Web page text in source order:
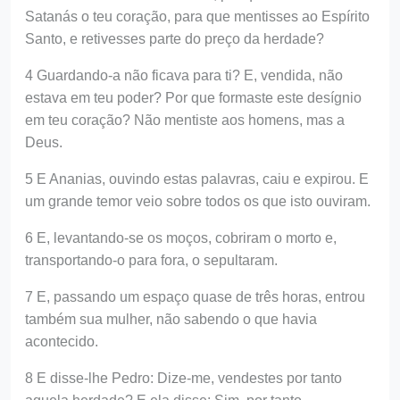
Satanás o teu coração, para que mentisses ao Espírito
Santo, e retivesses parte do preço da herdade?
4 Guardando-a não ficava para ti? E, vendida, não
estava em teu poder? Por que formaste este desígnio
em teu coração? Não mentiste aos homens, mas a
Deus.
5 E Ananias, ouvindo estas palavras, caiu e expirou. E
um grande temor veio sobre todos os que isto ouviram.
6 E, levantando-se os moços, cobriram o morto e,
transportando-o para fora, o sepultaram.
7 E, passando um espaço quase de três horas, entrou
também sua mulher, não sabendo o que havia
acontecido.
8 E disse-lhe Pedro: Dize-me, vendestes por tanto